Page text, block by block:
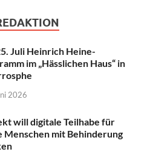
Juli Heinrich Heine-
im „Hässlichen Haus“ in
2026
will digitale Teilhabe für
Menschen mit Behinderung